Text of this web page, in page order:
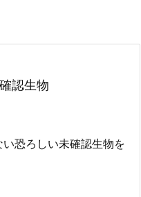
認生物
恐ろしい未確認生物を